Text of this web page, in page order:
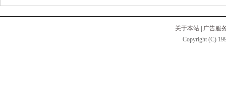
关于本站
广告服
Copyright (C)